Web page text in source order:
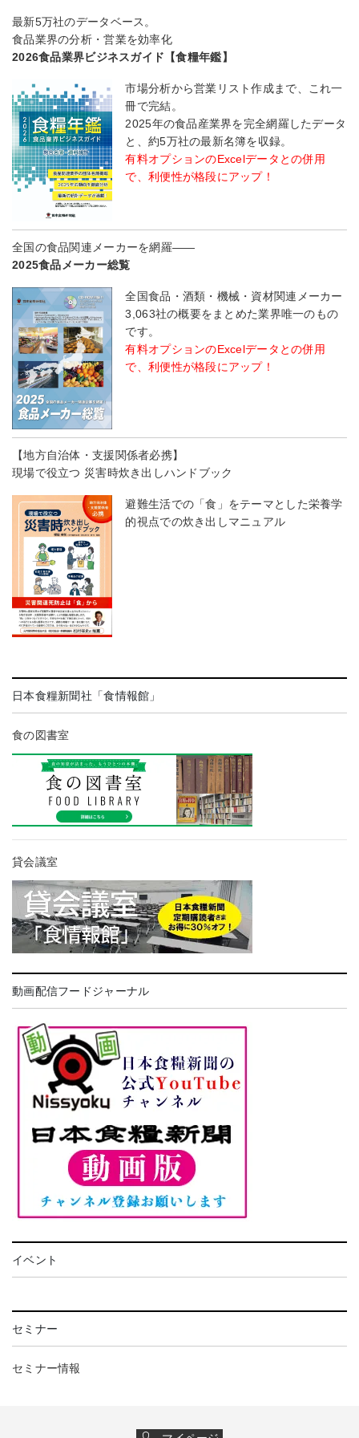
最新5万社のデータベース。
食品業界の分析・営業を効率化
2026食品業界ビジネスガイド【食糧年鑑】
市場分析から営業リスト作成まで、これ一
冊で完結。
2025年の食品産業界を完全網羅したデータ
と、約5万社の最新名簿を収録。
有料オプションのExcelデータとの併用
で、利便性が格段にアップ！
全国の食品関連メーカーを網羅――
2025食品メーカー総覧
全国食品・酒類・機械・資材関連メーカー
3,063社の概要をまとめた業界唯一のもの
です。
有料オプションのExcelデータとの併用
で、利便性が格段にアップ！
【地方自治体・支援関係者必携】
現場で役立つ 災害時炊き出しハンドブック
避難生活での「食」をテーマとした栄養学
的視点での炊き出しマニュアル
日本食糧新聞社「食情報館」
食の図書室
貸会議室
動画配信フードジャーナル
イベント
セミナー
セミナー情報